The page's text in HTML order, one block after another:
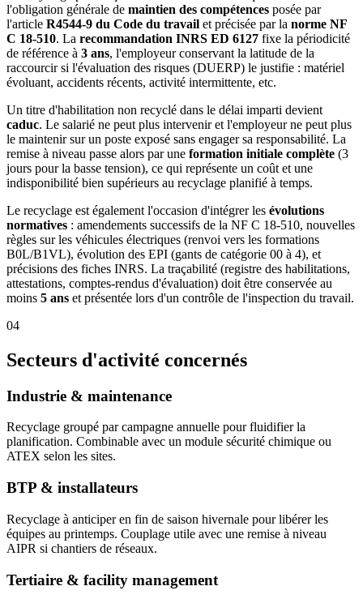
l'obligation générale de maintien des compétences posée par
l'article R4544-9 du Code du travail et précisée par la norme NF
C 18-510. La recommandation INRS ED 6127 fixe la périodicité
de référence à 3 ans, l'employeur conservant la latitude de la
raccourcir si l'évaluation des risques (DUERP) le justifie : matériel
évoluant, accidents récents, activité intermittente, etc.
Un titre d'habilitation non recyclé dans le délai imparti devient
caduc. Le salarié ne peut plus intervenir et l'employeur ne peut plus
le maintenir sur un poste exposé sans engager sa responsabilité. La
remise à niveau passe alors par une formation initiale complète (3
jours pour la basse tension), ce qui représente un coût et une
indisponibilité bien supérieurs au recyclage planifié à temps.
Le recyclage est également l'occasion d'intégrer les évolutions
normatives : amendements successifs de la NF C 18-510, nouvelles
règles sur les véhicules électriques (renvoi vers les formations
B0L/B1VL), évolution des EPI (gants de catégorie 00 à 4), et
précisions des fiches INRS. La traçabilité (registre des habilitations,
attestations, comptes-rendus d'évaluation) doit être conservée au
moins 5 ans et présentée lors d'un contrôle de l'inspection du travail.
04
Secteurs d'activité concernés
Industrie & maintenance
Recyclage groupé par campagne annuelle pour fluidifier la
planification. Combinable avec un module sécurité chimique ou
ATEX selon les sites.
BTP & installateurs
Recyclage à anticiper en fin de saison hivernale pour libérer les
équipes au printemps. Couplage utile avec une remise à niveau
AIPR si chantiers de réseaux.
Tertiaire & facility management